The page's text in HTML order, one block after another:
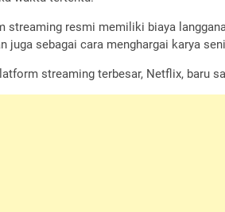
streaming resmi memiliki biaya
juga sebagai cara menghargai karya
streaming terbesar, Netflix, baru